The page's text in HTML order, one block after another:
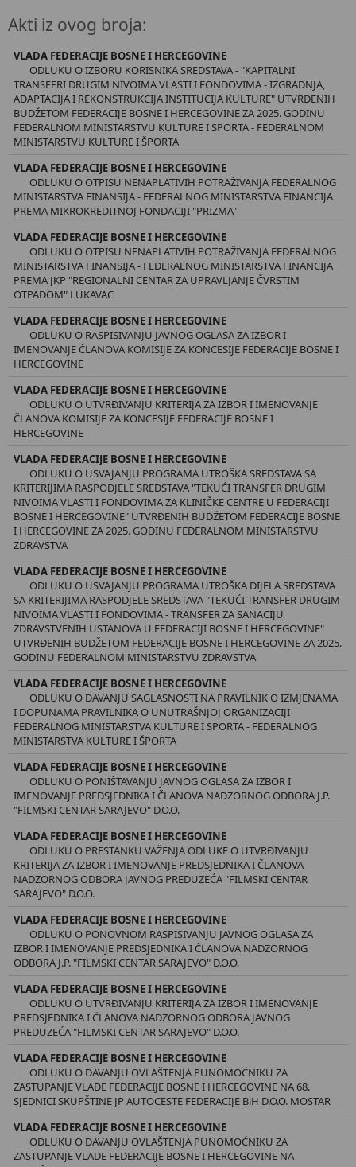
Akti iz ovog broja:
VLADA FEDERACIJE BOSNE I HERCEGOVINE
ODLUKU O IZBORU KORISNIKA SREDSTAVA - "KAPITALNI
TRANSFERI DRUGIM NIVOIMA VLASTI I FONDOVIMA - IZGRADNJA,
ADAPTACIJA I REKONSTRUKCIJA INSTITUCIJA KULTURE" UTVRĐENIH
BUDŽETOM FEDERACIJE BOSNE I HERCEGOVINE ZA 2025. GODINU
FEDERALNOM MINISTARSTVU KULTURE I SPORTA - FEDERALNOM
MINISTARSTVU KULTURE I ŠPORTA
VLADA FEDERACIJE BOSNE I HERCEGOVINE
ODLUKU O OTPISU NENAPLATIVIH POTRAŽIVANJA FEDERALNOG
MINISTARSTVA FINANSIJA - FEDERALNOG MINISTARSTVA FINANCIJA
PREMA MIKROKREDITNOJ FONDACIJI "PRIZMA"
VLADA FEDERACIJE BOSNE I HERCEGOVINE
ODLUKU O OTPISU NENAPLATIVIH POTRAŽIVANJA FEDERALNOG
MINISTARSTVA FINANSIJA - FEDERALNOG MINISTARSTVA FINANCIJA
PREMA JKP "REGIONALNI CENTAR ZA UPRAVLJANJE ČVRSTIM
OTPADOM" LUKAVAC
VLADA FEDERACIJE BOSNE I HERCEGOVINE
ODLUKU O RASPISIVANJU JAVNOG OGLASA ZA IZBOR I
IMENOVANJE ČLANOVA KOMISIJE ZA KONCESIJE FEDERACIJE BOSNE I
HERCEGOVINE
VLADA FEDERACIJE BOSNE I HERCEGOVINE
ODLUKU O UTVRĐIVANJU KRITERIJA ZA IZBOR I IMENOVANJE
ČLANOVA KOMISIJE ZA KONCESIJE FEDERACIJE BOSNE I
HERCEGOVINE
VLADA FEDERACIJE BOSNE I HERCEGOVINE
ODLUKU O USVAJANJU PROGRAMA UTROŠKA SREDSTAVA SA
KRITERIJIMA RASPODJELE SREDSTAVA "TEKUĆI TRANSFER DRUGIM
NIVOIMA VLASTI I FONDOVIMA ZA KLINIČKE CENTRE U FEDERACIJI
BOSNE I HERCEGOVINE" UTVRĐENIH BUDŽETOM FEDERACIJE BOSNE
I HERCEGOVINE ZA 2025. GODINU FEDERALNOM MINISTARSTVU
ZDRAVSTVA
VLADA FEDERACIJE BOSNE I HERCEGOVINE
ODLUKU O USVAJANJU PROGRAMA UTROŠKA DIJELA SREDSTAVA
SA KRITERIJIMA RASPODJELE SREDSTAVA "TEKUĆI TRANSFER DRUGIM
NIVOIMA VLASTI I FONDOVIMA - TRANSFER ZA SANACIJU
ZDRAVSTVENIH USTANOVA U FEDERACIJI BOSNE I HERCEGOVINE"
UTVRĐENIH BUDŽETOM FEDERACIJE BOSNE I HERCEGOVINE ZA 2025.
GODINU FEDERALNOM MINISTARSTVU ZDRAVSTVA
VLADA FEDERACIJE BOSNE I HERCEGOVINE
ODLUKU O DAVANJU SAGLASNOSTI NA PRAVILNIK O IZMJENAMA
I DOPUNAMA PRAVILNIKA O UNUTRAŠNJOJ ORGANIZACIJI
FEDERALNOG MINISTARSTVA KULTURE I SPORTA - FEDERALNOG
MINISTARSTVA KULTURE I ŠPORTA
VLADA FEDERACIJE BOSNE I HERCEGOVINE
ODLUKU O PONIŠTAVANJU JAVNOG OGLASA ZA IZBOR I
IMENOVANJE PREDSJEDNIKA I ČLANOVA NADZORNOG ODBORA J.P.
"FILMSKI CENTAR SARAJEVO" D.O.O.
VLADA FEDERACIJE BOSNE I HERCEGOVINE
ODLUKU O PRESTANKU VAŽENJA ODLUKE O UTVRĐIVANJU
KRITERIJA ZA IZBOR I IMENOVANJE PREDSJEDNIKA I ČLANOVA
NADZORNOG ODBORA JAVNOG PREDUZEĆA "FILMSKI CENTAR
SARAJEVO" D.O.O.
VLADA FEDERACIJE BOSNE I HERCEGOVINE
ODLUKU O PONOVNOM RASPISIVANJU JAVNOG OGLASA ZA
IZBOR I IMENOVANJE PREDSJEDNIKA I ČLANOVA NADZORNOG
ODBORA J.P. "FILMSKI CENTAR SARAJEVO" D.O.O.
VLADA FEDERACIJE BOSNE I HERCEGOVINE
ODLUKU O UTVRĐIVANJU KRITERIJA ZA IZBOR I IMENOVANJE
PREDSJEDNIKA I ČLANOVA NADZORNOG ODBORA JAVNOG
PREDUZEĆA "FILMSKI CENTAR SARAJEVO" D.O.O.
VLADA FEDERACIJE BOSNE I HERCEGOVINE
ODLUKU O DAVANJU OVLAŠTENJA PUNOMOĆNIKU ZA
ZASTUPANJE VLADE FEDERACIJE BOSNE I HERCEGOVINE NA 68.
SJEDNICI SKUPŠTINE JP AUTOCESTE FEDERACIJE BiH D.O.O. MOSTAR
VLADA FEDERACIJE BOSNE I HERCEGOVINE
ODLUKU O DAVANJU OVLAŠTENJA PUNOMOĆNIKU ZA
ZASTUPANJE VLADE FEDERACIJE BOSNE I HERCEGOVINE NA